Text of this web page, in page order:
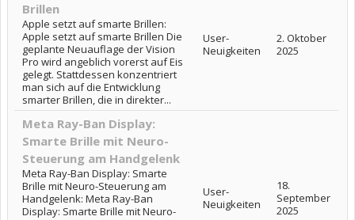
Brillen
Apple setzt auf smarte Brillen:
Apple setzt auf smarte Brillen Die
geplante Neuauflage der Vision
Pro wird angeblich vorerst auf Eis
gelegt. Stattdessen konzentriert
man sich auf die Entwicklung
smarter Brillen, die in direkter...
User-
Neuigkeiten
2. Oktober
2025
Meta Ray-Ban Display:
Smarte Brille mit Neuro-
Steuerung am Handgelenk
Meta Ray-Ban Display: Smarte
Brille mit Neuro-Steuerung am
Handgelenk: Meta Ray-Ban
Display: Smarte Brille mit Neuro-
User-
Neuigkeiten
18.
September
2025